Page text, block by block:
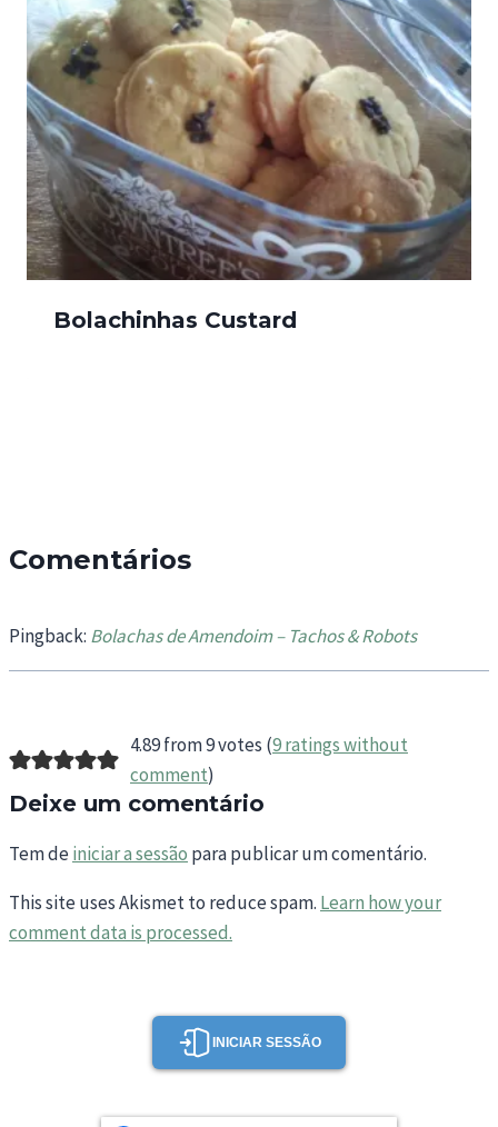
Bolachinhas Custard
Comentários
Pingback: Bolachas de Amendoim – Tachos & Robots
4.89 from 9 votes (9 ratings without
comment)
Deixe um comentário
Tem deiniciar a sessão para publicar um comentário.
This site uses Akismet to reduce spam. Learn how your
comment data is processed.
INICIAR SESSÃO